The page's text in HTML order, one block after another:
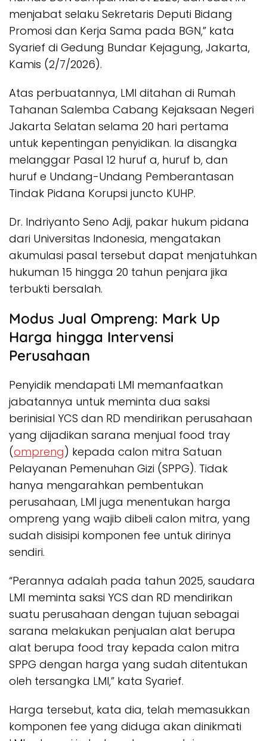
menjabat selaku Sekretaris Deputi Bidang
Promosi dan Kerja Sama pada BGN,” kata
Syarief di Gedung Bundar Kejagung, Jakarta,
Kamis (2/7/2026).
Atas perbuatannya, LMI ditahan di Rumah
Tahanan Salemba Cabang Kejaksaan Negeri
Jakarta Selatan selama 20 hari pertama
untuk kepentingan penyidikan. Ia disangka
melanggar Pasal 12 huruf a, huruf b, dan
huruf e Undang-Undang Pemberantasan
Tindak Pidana Korupsi juncto KUHP.
Dr. Indriyanto Seno Adji, pakar hukum pidana
dari Universitas Indonesia, mengatakan
akumulasi pasal tersebut dapat menjatuhkan
hukuman 15 hingga 20 tahun penjara jika
terbukti bersalah.
Modus Jual Ompreng: Mark Up
Harga hingga Intervensi
Perusahaan
Penyidik mendapati LMI memanfaatkan
jabatannya untuk meminta dua saksi
berinisial YCS dan RD mendirikan perusahaan
yang dijadikan sarana menjual food tray
(ompreng) kepada calon mitra Satuan
Pelayanan Pemenuhan Gizi (SPPG). Tidak
hanya mengarahkan pembentukan
perusahaan, LMI juga menentukan harga
ompreng yang wajib dibeli calon mitra, yang
sudah disisipi komponen fee untuk dirinya
sendiri.
“Perannya adalah pada tahun 2025, saudara
LMI meminta saksi YCS dan RD mendirikan
suatu perusahaan dengan tujuan sebagai
sarana melakukan penjualan alat berupa
alat berupa food tray kepada calon mitra
SPPG dengan harga yang sudah ditentukan
oleh tersangka LMI,” kata Syarief.
Harga tersebut, kata dia, telah memasukkan
komponen fee yang diduga akan dinikmati